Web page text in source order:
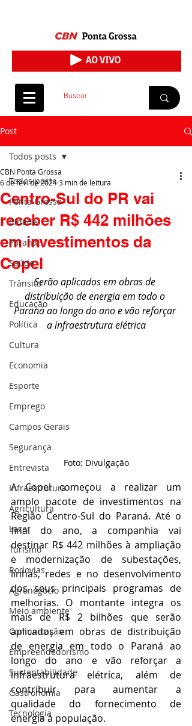
Post
Todos posts
Ponta Grossa
Cidade
Paraná
Saúde
Trânsito
Educação
Política
Cultura
Economia
Esporte
Emprego
Campos Gerais
Segurança
Entrevista
Infraestrutura
Agricultura
Lazer
Turismo
Rodovias
Agronegócio
Meio ambiente
Comunicação
Empreendedorismo
Sustentabilidade
Gastronomia
Tecnologia
Todos posts
Centro-Sul do PR vai
receber R$ 442 milhões
em investimentos da
Copel
CBN Ponta Grossa
6 de fev. de 20243 min de leitura
Serão aplicados em obras de
distribuição de energia em todo o
Paraná ao longo do ano e vão reforçar
a infraestrutura elétrica
Foto: Divulgação
A Copel começou a realizar um
amplo pacote de investimentos na
Região Centro-Sul do Paraná. Até o
final do ano, a companhia vai
destinar R$ 442 milhões à ampliação
e modernização de subestações,
linhas, redes e no desenvolvimento
dos seus principais programas de
melhorias. O montante integra os
mais de R$ 2 bilhões que serão
aplicados em obras de distribuição
de energia em todo o Paraná ao
longo do ano e vão reforçar a
infraestrutura elétrica, além de
contribuir para aumentar a
qualidade do fornecimento de
energia à população.